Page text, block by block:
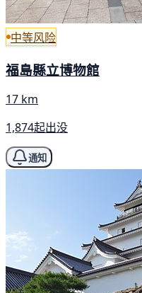
中等风险
福島縣立博物館
17 km
1,874起出没
通知